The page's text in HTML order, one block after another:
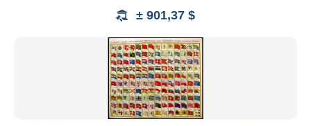
Telefon: +49 (0)4346 366 900
Fax: +49 (0)4346 366 9011
± 901,37 $